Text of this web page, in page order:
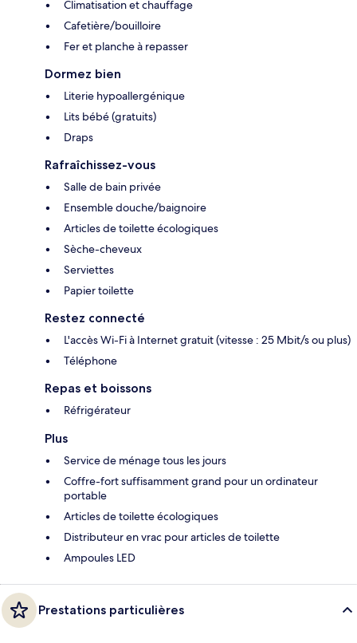
Climatisation et chauffage
Cafetière/bouilloire
Fer et planche à repasser
Dormez bien
Literie hypoallergénique
Lits bébé (gratuits)
Draps
Rafraîchissez-vous
Salle de bain privée
Ensemble douche/baignoire
Articles de toilette écologiques
Sèche-cheveux
Serviettes
Papier toilette
Restez connecté
L'accès Wi-Fi à Internet gratuit (vitesse : 25 Mbit/s ou plus)
Téléphone
Repas et boissons
Réfrigérateur
Plus
Service de ménage tous les jours
Coffre-fort suffisamment grand pour un ordinateur
portable
Articles de toilette écologiques
Distributeur en vrac pour articles de toilette
Ampoules LED
Prestations particulières